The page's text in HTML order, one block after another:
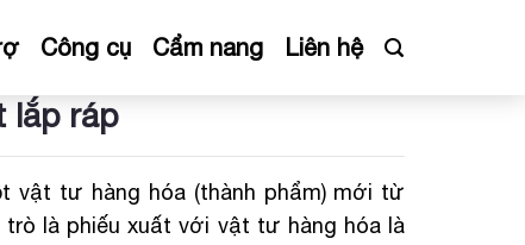
Công cụ Cẩm nang Liên hệ
lắp ráp
vật tư hàng hóa (thành phẩm) mới từ
trò là phiếu xuất với vật tư hàng hóa là